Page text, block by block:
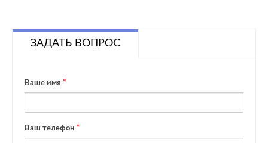
ЗАДАТЬ ВОПРОС
Ваше имя
Ваш телефон